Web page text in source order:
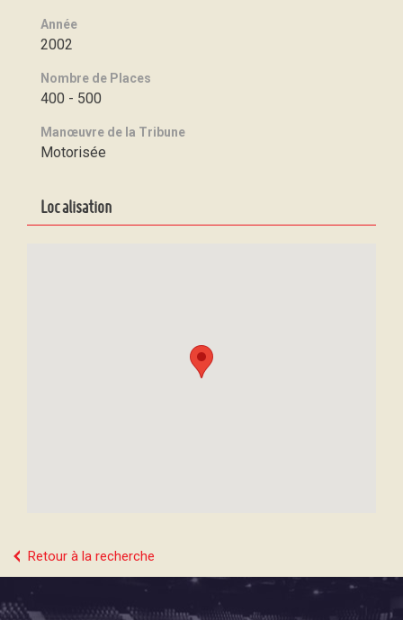
Année
2002
Nombre de Places
400 - 500
Manœuvre de la Tribune
Motorisée
Localisation
Retour à la recherche